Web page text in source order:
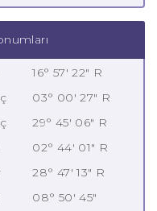
16° 57' 22" R
03° 00' 27" R
29° 45' 06" R
02° 44' 01" R
28° 47' 13" R
08° 50' 45"